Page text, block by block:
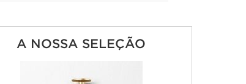
A NOSSA SELEÇÃO